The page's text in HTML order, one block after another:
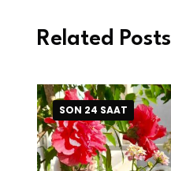
Related Posts
SON 24 SAAT